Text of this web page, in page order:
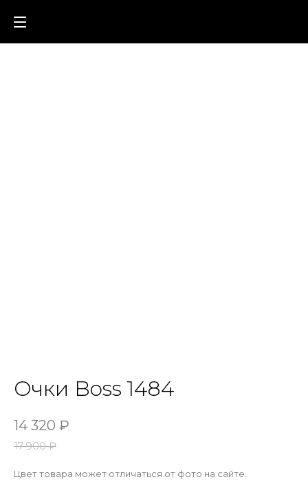
Очки Boss 1484
14 320 ₽
17 900₽
Цвет товара может отличаться от фото на сайте.